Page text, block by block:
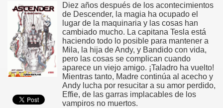
Diez años después de los acontecimientos
de Descender, la magia ha ocupado el
lugar de la maquinaria y las cosas han
cambiado mucho. La capitana Tesla está
haciendo todo lo posible para mantener a
Mila, la hija de Andy, y Bandido con vida,
pero las cosas se complican cuando
aparece un viejo amigo. ¡Taladro ha vuelto!
Mientras tanto, Madre continúa al acecho y
Andy lucha por resucitar a su amor perdido,
Effie, de las garras implacables de los
vampiros no muertos.